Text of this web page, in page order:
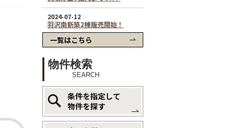
一覧はこちら
物件検索
SEARCH
条件を指定して
物件を探す